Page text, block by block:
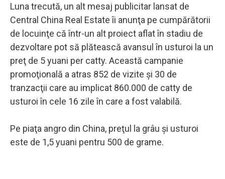
Luna trecută, un alt mesaj publicitar lansat de
Central China Real Estate îi anunţa pe cumpărătorii
de locuinţe că într-un alt proiect aflat în stadiu de
dezvoltare pot să plătească avansul în usturoi la un
preţ de 5 yuani per catty. Această campanie
promoţională a atras 852 de vizite şi 30 de
tranzacţii care au implicat 860.000 de catty de
usturoi în cele 16 zile în care a fost valabilă.
Pe piaţa angro din China, preţul la grâu şi usturoi
este de 1,5 yuani pentru 500 de grame.